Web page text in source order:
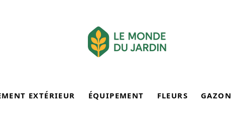
EXTÉRIEUR ÉQUIPEMENT FLEURS GAZON